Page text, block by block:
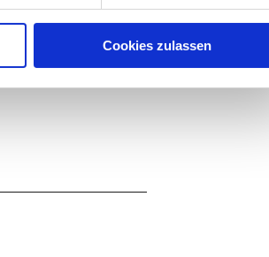
Cookies zulassen